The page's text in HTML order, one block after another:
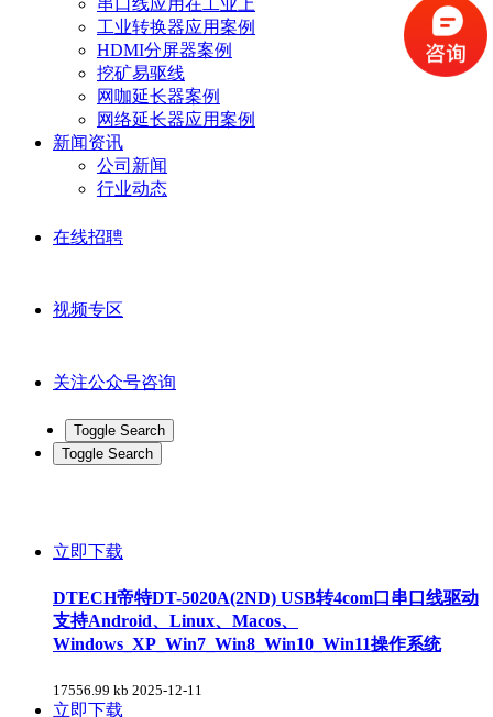
串口线应用在工业上
工业转换器应用案例
HDMI分屏器案例
挖矿易驱线
网咖延长器案例
网络延长器应用案例
新闻资讯
公司新闻
行业动态
在线招聘
视频专区
关注公众号咨询
Toggle Search
Toggle Search
立即下载
DTECH帝特DT-5020A(2ND) USB转4com口串口线驱动
支持Android、Linux、Macos、
Windows_XP_Win7_Win8_Win10_Win11操作系统
17556.99 kb 2025-12-11
立即下载